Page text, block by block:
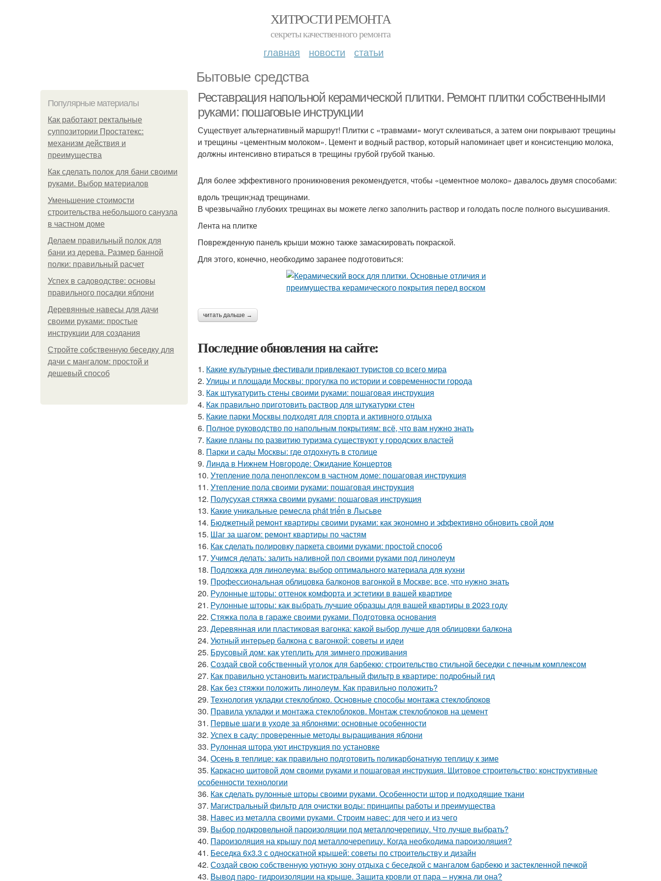
ХИТРОСТИ РЕМОНТА
секреты качественного ремонта
главная новости статьи
Бытовые средства
Популярные материалы
Как работают ректальные
суппозитории Простатекс:
механизм действия и
преимущества
Как сделать полок для бани своими
руками. Выбор материалов
Уменьшение стоимости
строительства небольшого санузла
в частном доме
Делаем правильный полок для
бани из дерева. Размер банной
полки: правильный расчет
Успех в садоводстве: основы
правильного посадки яблони
Деревянные навесы для дачи
своими руками: простые
инструкции для создания
Стройте собственную беседку для
дачи с мангалом: простой и
дешевый способ
Реставрация напольной керамической плитки. Ремонт плитки собственными
руками: пошаговые инструкции
Существует альтернативный маршрут! Плитки с «травмами» могут склеиваться, а затем они покрывают трещины
и трещины «цементным молоком». Цемент и водный раствор, который напоминает цвет и консистенцию молока,
должны интенсивно втираться в трещины грубой грубой тканью.
Для более эффективного проникновения рекомендуется, чтобы «цементное молоко» давалось двумя способами:
вдоль трещин;над трещинами.
В чрезвычайно глубоких трещинах вы можете легко заполнить раствор и голодать после полного высушивания.
Лента на плитке
Поврежденную панель крыши можно также замаскировать покраской.
Для этого, конечно, необходимо заранее подготовиться:
читать дальше →
Последние обновления на сайте:
1. Какие культурные фестивали привлекают туристов со всего мира
2. Улицы и площади Москвы: прогулка по истории и современности города
3. Как штукатурить стены своими руками: пошаговая инструкция
4. Как правильно приготовить раствор для штукатурки стен
5. Какие парки Москвы подходят для спорта и активного отдыха
6. Полное руководство по напольным покрытиям: всё, что вам нужно знать
7. Какие планы по развитию туризма существуют у городских властей
8. Парки и сады Москвы: где отдохнуть в столице
9. Линда в Нижнем Новгороде: Ожидание Концертов
10. Утепление пола пеноплексом в частном доме: пошаговая инструкция
11. Утепление пола своими руками: пошаговая инструкция
12. Полусухая стяжка своими руками: пошаговая инструкция
13. Какие уникальные ремесла phát triển в Лысьве
14. Бюджетный ремонт квартиры своими руками: как экономно и эффективно обновить свой дом
15. Шаг за шагом: ремонт квартиры по частям
16. Как сделать полировку паркета своими руками: простой способ
17. Учимся делать: залить наливной пол своими руками под линолеум
18. Подложка для линолеума: выбор оптимального материала для кухни
19. Профессиональная облицовка балконов вагонкой в Москве: все, что нужно знать
20. Рулонные шторы: оттенок комфорта и эстетики в вашей квартире
21. Рулонные шторы: как выбрать лучшие образцы для вашей квартиры в 2023 году
22. Стяжка пола в гараже своими руками. Подготовка основания
23. Деревянная или пластиковая вагонка: какой выбор лучше для облицовки балкона
24. Уютный интерьер балкона с вагонкой: советы и идеи
25. Брусовый дом: как утеплить для зимнего проживания
26. Создай свой собственный уголок для барбекю: строительство стильной беседки с печным комплексом
27. Как правильно установить магистральный фильтр в квартире: подробный гид
28. Как без стяжки положить линолеум. Как правильно положить?
29. Технология укладки стеклоблоко. Основные способы монтажа стеклоблоков
30. Правила укладки и монтажа стеклоблоков. Монтаж стеклоблоков на цемент
31. Первые шаги в уходе за яблонями: основные особенности
32. Успех в саду: проверенные методы выращивания яблони
33. Рулонная штора уют инструкция по установке
34. Осень в теплице: как правильно подготовить поликарбонатную теплицу к зиме
35. Каркасно щитовой дом своими руками и пошаговая инструкция. Щитовое строительство: конструктивные
особенности технологии
36. Как сделать рулонные шторы своими руками. Особенности штор и подходящие ткани
37. Магистральный фильтр для очистки воды: принципы работы и преимущества
38. Навес из металла своими руками. Строим навес: для чего и из чего
39. Выбор подкровельной пароизоляции под металлочерепицу. Что лучше выбрать?
40. Пароизоляция на крышу под металлочерепицу. Когда необходима пароизоляция?
41. Беседка 6х3.3 с односкатной крышей: советы по строительству и дизайн
42. Создай свою собственную уютную зону отдыха с беседкой с мангалом барбекю и застекленной печкой
43. Вывод паро- гидроизоляции на крыше. Защита кровли от пара – нужна ли она?